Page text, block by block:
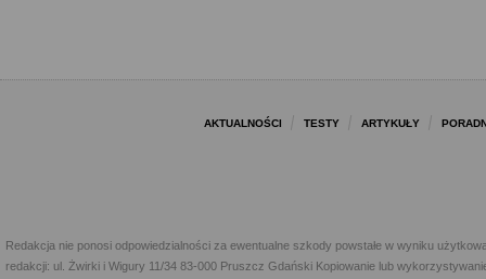
AKTUALNOŚCI TESTY ARTYKUŁY
Redakcja nie ponosi odpowiedzialności za ewentualne szkody powstałe w wyniku
redakcji: ul. Żwirki i Wigury 11/34 83-000 Pruszcz Gdański Kopiowanie lub